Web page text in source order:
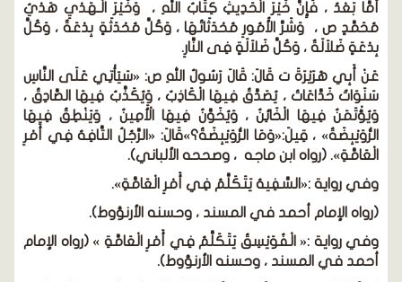
أَمَّا بَعْدُ ، فَإِنَّ خَيْرَ الْحَدِيثِ كِتَابُ اللهِ ، وَخَيْرَ الْـهَدْيِ هَدْيُ
مُحَمَّدٍ ص ، وَشَرَّ الأُمُورِ مُحْدَثَاتُهَا ، وَكُلَّ مُحْدَثَةٍ بِدْعَةٌ ، وَكُلَّ
بِدْعَةٍ ضَلاَلَةٌ ، وَكُلَّ ضَلاَلَةٍ فِى النَّارِ.
عَنْ أَبِي هُرَيْرَةَ ت قَالَ: قَالَ رَسُولُ اللهِ ص: «سَيَأْتِي عَلَى النَّاسِ
سَنَوَاتٌ خَدَّاعَاتُ ، يُصَدَّقُ فِيهَا الْكَاذِبُ ، وَيُكَذَّبُ فِيهَا الصَّادِقُ ،
وَيُؤْتَمَنُ فِيهَا الْخَائِنُ ، وَيُخَوَّنُ فِيهَا الْأَمِينُ ، وَيَنْطِقُ فِيهَا
الرُّوَيْبِضَةُ» ، قِيلَ:«وَمَا الرُّوَيْبِضَةُ؟»قَالَ: «الرَّجُلُ التَّافِهُ فِي أَمْرِ
الْعَامَّةِ». (رواه ابن ماجه ، وصححه الألباني).
وفي رواية :«السَّفِيهُ يَتَكَلَّمُ فِي أَمْرِ الْعَامَّةِ».
(رواه الإمام أحمد في المسند ، وحسنه الأرنؤوط).
وفي رواية :« الْفُوَيْسِقُ يَتَكَلَّمُ فِي أَمْرِ الْعَامَّةِ » (رواه الإمام
أحمد في المسند ، وحسنه الأرنؤوط).